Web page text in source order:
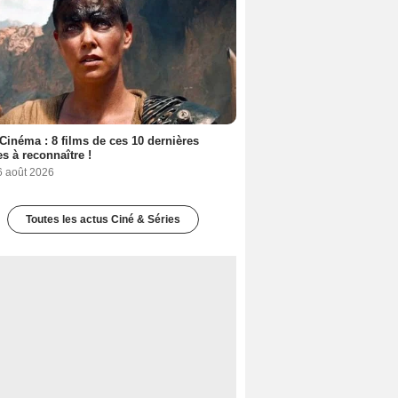
: 8 films de ces 10 dernières
à reconnaître !
août 2026
Toutes les actus Ciné & Séries